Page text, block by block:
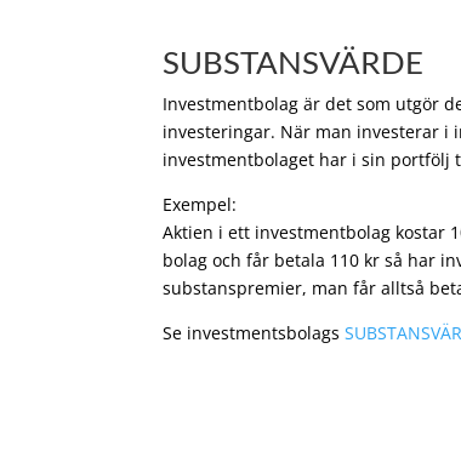
SUBSTANSVÄRDE
Investmentbolag är det som utgör
investeringar. När man investerar i
investmentbolaget har i sin portfölj
Exempel:
Aktien i ett investmentbolag kostar
bolag och får betala 110 kr så har
substanspremier, man får alltså
Se investmentsbolags